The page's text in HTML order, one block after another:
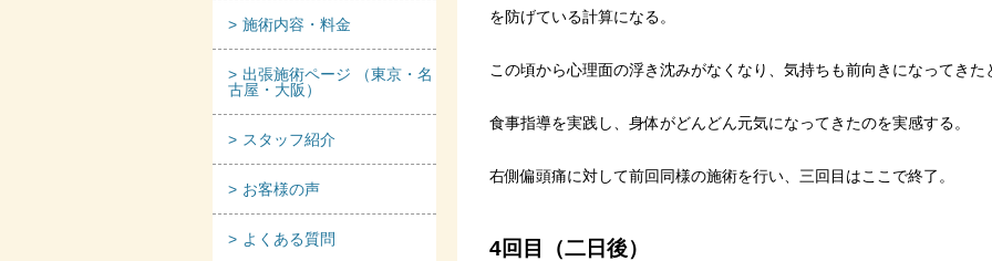
を防げている計算になる。
この頃から心理面の浮き沈みがなくなり、気持ちも前向きになってきた
食事指導を実践し、身体がどんどん元気になってきたのを実感する。
右側偏頭痛に対して前回同様の施術を行い、三回目はここで終了。
4回目（二日後）
施術内容・料金
出張施術ページ （東京・名
古屋・大阪）
スタッフ紹介
お客様の声
よくある質問